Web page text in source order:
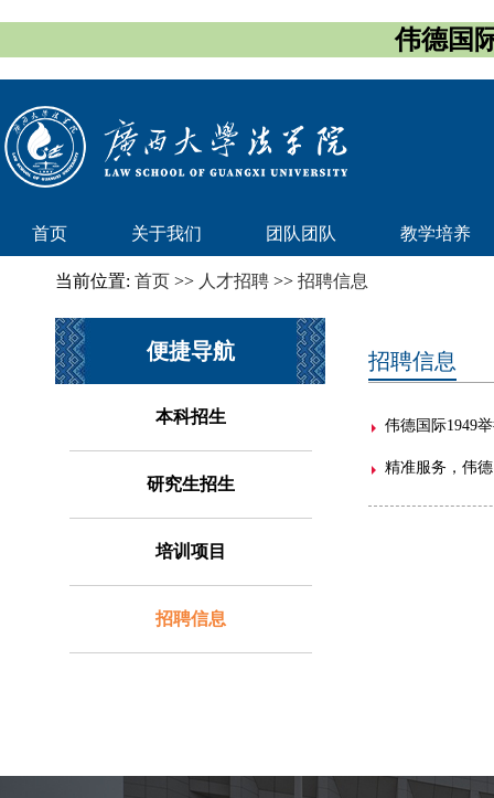
伟德国
首页 关于我们 团队团队 教学培养
当前位置: 首页 >> 人才招聘 >> 招聘信息
便捷导航
本科招生
研究生招生
培训项目
招聘信息
招聘信息
伟德国际1949
精准服务，伟